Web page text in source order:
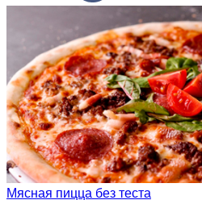
Мясная пицца без теста